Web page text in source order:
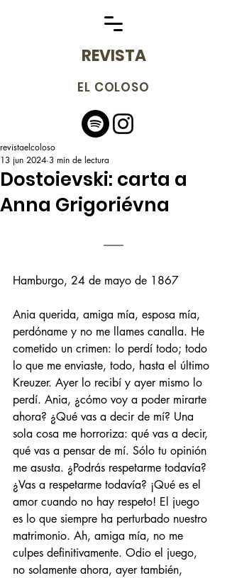
REVISTA
EL COLOSO
Dostoievski: carta a
Anna Grigoriévna
revistaelcoloso
13 jun 2024 3 min de lectura
Hamburgo, 24 de mayo de 1867
Ania querida, amiga mía, esposa mía,
perdóname y no me llames canalla. He
cometido un crimen: lo perdí todo; todo
lo que me enviaste, todo, hasta el último
Kreuzer. Ayer lo recibí y ayer mismo lo
perdí. Ania, ¿cómo voy a poder mirarte
ahora? ¿Qué vas a decir de mí? Una
sola cosa me horroriza: qué vas a decir,
qué vas a pensar de mí. Sólo tu opinión
me asusta. ¿Podrás respetarme todavía?
¿Vas a respetarme todavía? ¡Qué es el
amor cuando no hay respeto! El juego
es lo que siempre ha perturbado nuestro
matrimonio. Ah, amiga mía, no me
culpes definitivamente. Odio el juego,
no solamente ahora, ayer también,